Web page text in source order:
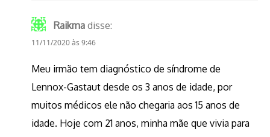
Raikma disse:
11/11/2020 às 9:46
Meu irmão tem diagnóstico de síndrome de
Lennox-Gastaut desde os 3 anos de idade, por
muitos médicos ele não chegaria aos 15 anos de
idade. Hoje com 21 anos, minha mãe que vivia para